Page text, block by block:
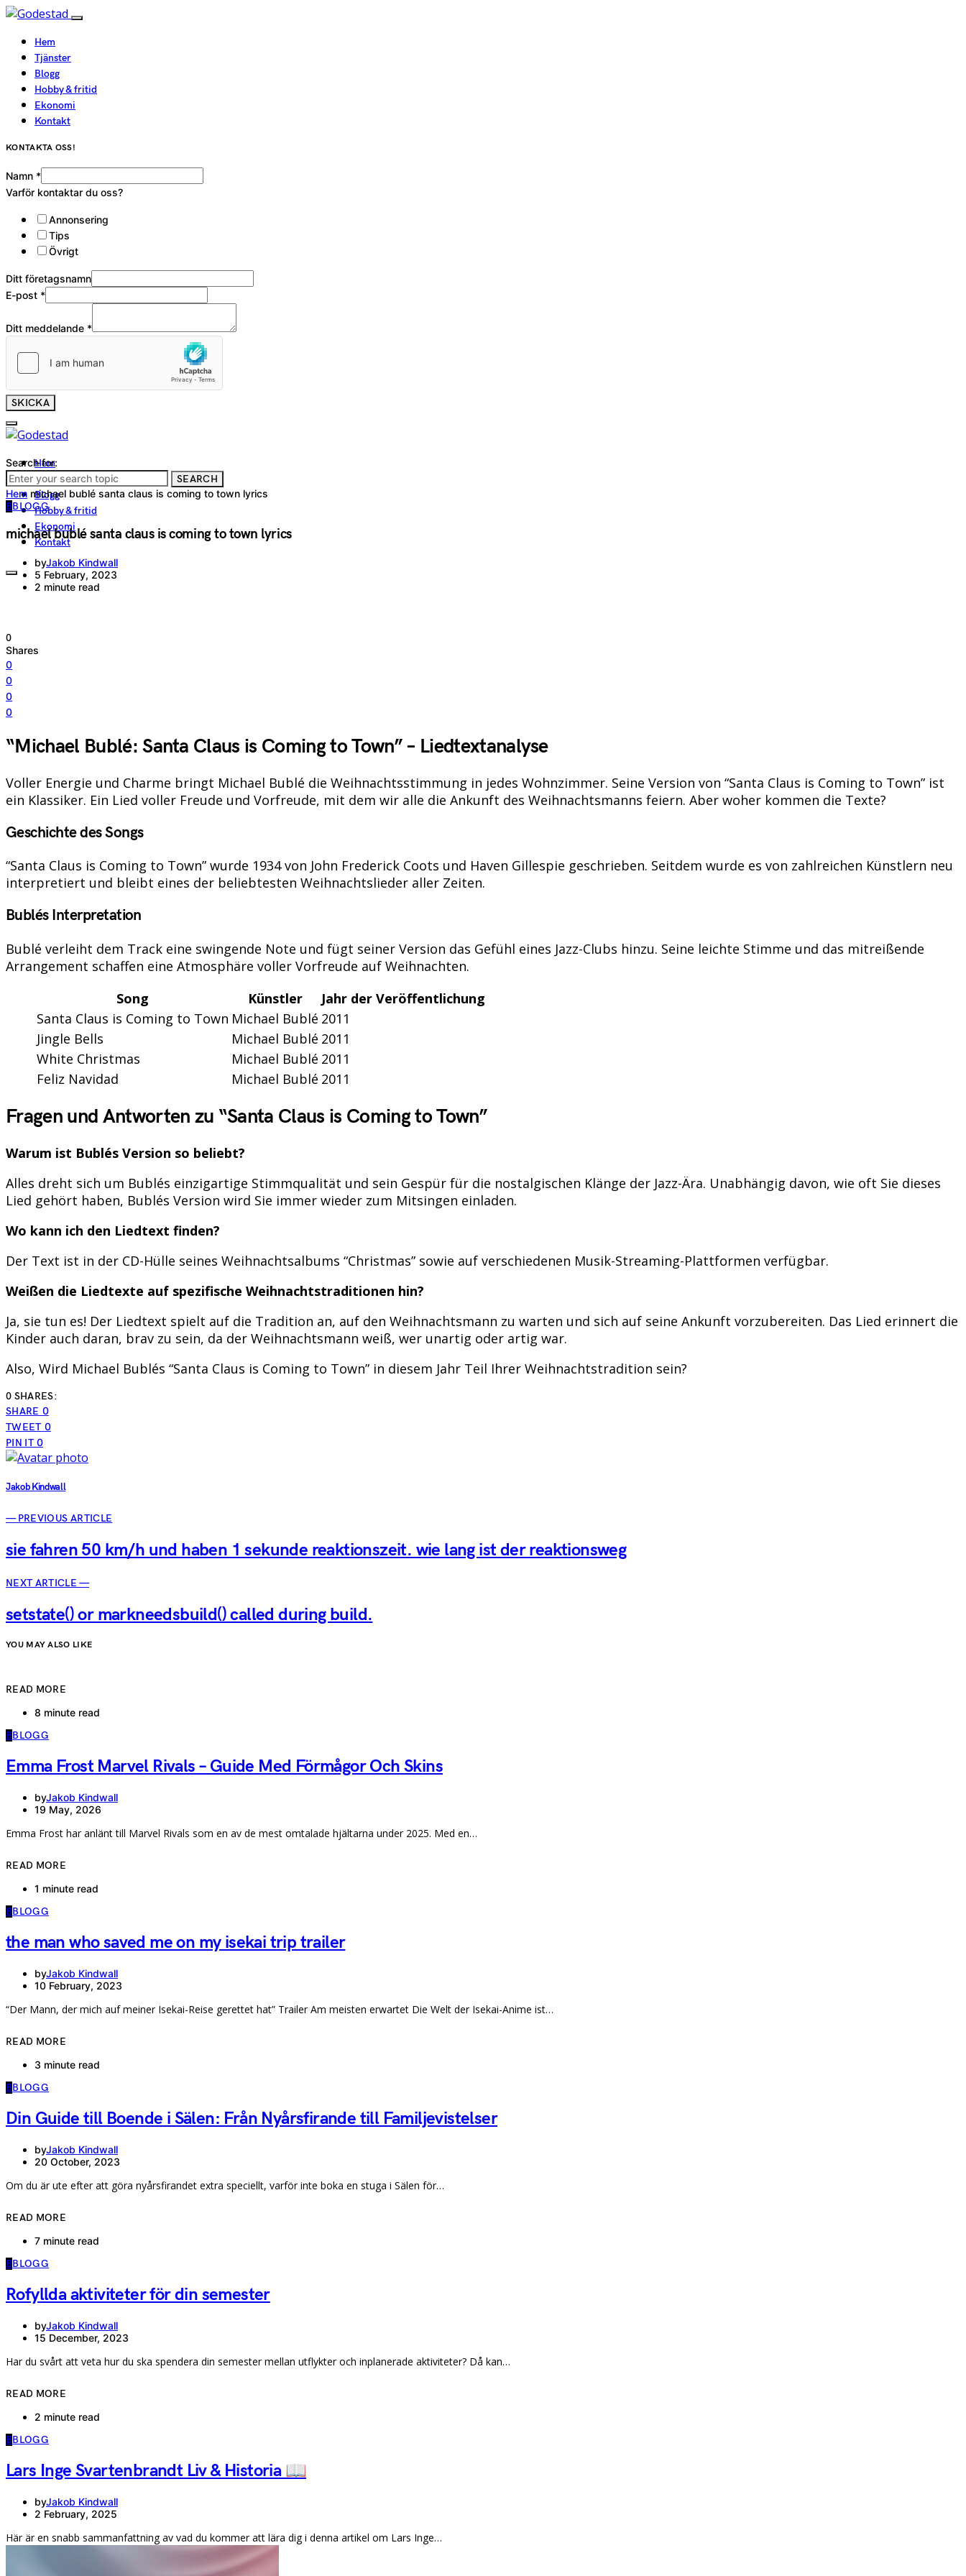
Hem
Tjänster
Blogg
Hobby & fritid
Ekonomi
Kontakt
KONTAKTA OSS!
Namn *
Varför kontaktar du oss?
Annonsering
Tips
Övrigt
Ditt företagsnamn
E-post *
Ditt meddelande *
SKICKA
Hem
Tjänster
Blogg
Hobby & fritid
Ekonomi
Kontakt
Search for:
SEARCH
Hem michael bublé santa claus is coming to town lyrics
BBLOGG
michael bublé santa claus is coming to town lyrics
byJakob Kindwall
5 February, 2023
2 minute read
0
Shares
0
0
0
0
“Michael Bublé: Santa Claus is Coming to Town” – Liedtextanalyse
Voller Energie und Charme bringt Michael Bublé die Weihnachtsstimmung in jedes Wohnzimmer. Seine Version von “Santa Claus is Coming to Town” ist
ein Klassiker. Ein Lied voller Freude und Vorfreude, mit dem wir alle die Ankunft des Weihnachtsmanns feiern. Aber woher kommen die Texte?
Geschichte des Songs
“Santa Claus is Coming to Town” wurde 1934 von John Frederick Coots und Haven Gillespie geschrieben. Seitdem wurde es von zahlreichen Künstlern neu
interpretiert und bleibt eines der beliebtesten Weihnachtslieder aller Zeiten.
Bublés Interpretation
Bublé verleiht dem Track eine swingende Note und fügt seiner Version das Gefühl eines Jazz-Clubs hinzu. Seine leichte Stimme und das mitreißende
Arrangement schaffen eine Atmosphäre voller Vorfreude auf Weihnachten.
Song
Künstler
Jahr der Veröffentlichung
Santa Claus is Coming to Town Michael Bublé 2011
Jingle Bells
Michael Bublé 2011
White Christmas
Michael Bublé 2011
Feliz Navidad
Michael Bublé 2011
Fragen und Antworten zu “Santa Claus is Coming to Town”
Warum ist Bublés Version so beliebt?
Alles dreht sich um Bublés einzigartige Stimmqualität und sein Gespür für die nostalgischen Klänge der Jazz-Ära. Unabhängig davon, wie oft Sie dieses
Lied gehört haben, Bublés Version wird Sie immer wieder zum Mitsingen einladen.
Wo kann ich den Liedtext finden?
Der Text ist in der CD-Hülle seines Weihnachtsalbums “Christmas” sowie auf verschiedenen Musik-Streaming-Plattformen verfügbar.
Weißen die Liedtexte auf spezifische Weihnachtstraditionen hin?
Ja, sie tun es! Der Liedtext spielt auf die Tradition an, auf den Weihnachtsmann zu warten und sich auf seine Ankunft vorzubereiten. Das Lied erinnert die
Kinder auch daran, brav zu sein, da der Weihnachtsmann weiß, wer unartig oder artig war.
Also, Wird Michael Bublés “Santa Claus is Coming to Town” in diesem Jahr Teil Ihrer Weihnachtstradition sein?
0 SHARES:
SHARE 0
TWEET 0
PIN IT 0
Jakob Kindwall
— PREVIOUS ARTICLE
sie fahren 50 km/h und haben 1 sekunde reaktionszeit. wie lang ist der reaktionsweg
NEXT ARTICLE —
setstate() or markneedsbuild() called during build.
YOU MAY ALSO LIKE
READ MORE
8 minute read
BBLOGG
Emma Frost Marvel Rivals – Guide Med Förmågor Och Skins
byJakob Kindwall
19 May, 2026
Emma Frost har anlänt till Marvel Rivals som en av de mest omtalade hjältarna under 2025. Med en…
READ MORE
1 minute read
BBLOGG
the man who saved me on my isekai trip trailer
byJakob Kindwall
10 February, 2023
“Der Mann, der mich auf meiner Isekai-Reise gerettet hat” Trailer Am meisten erwartet Die Welt der Isekai-Anime ist…
READ MORE
3 minute read
BBLOGG
Din Guide till Boende i Sälen: Från Nyårsfirande till Familjevistelser
byJakob Kindwall
20 October, 2023
Om du är ute efter att göra nyårsfirandet extra speciellt, varför inte boka en stuga i Sälen för…
READ MORE
7 minute read
BBLOGG
Rofyllda aktiviteter för din semester
byJakob Kindwall
15 December, 2023
Har du svårt att veta hur du ska spendera din semester mellan utflykter och inplanerade aktiviteter? Då kan…
READ MORE
2 minute read
BBLOGG
Lars Inge Svartenbrandt Liv & Historia 📖
byJakob Kindwall
2 February, 2025
Här är en snabb sammanfattning av vad du kommer att lära dig i denna artikel om Lars Inge…